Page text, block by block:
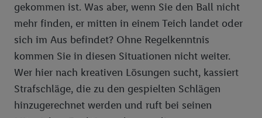
Obst-, Gemüse-, Sauer-, Fischkonserven
Süßwaren
Bon Gelati
Unsere Eigenmarken: Tiernahrung
Vegane Produkte
Wasch-, Putz-, Reinigungsmittel
gekommen ist. Was aber, wenn Sie den Ball nicht
mehr finden, er mitten in einem Teich landet oder
sich im Aus befindet? Ohne Regelkenntnis
kommen Sie in diesen Situationen nicht weiter.
Wer hier nach kreativen Lösungen sucht, kassiert
Strafschläge, die zu den gespielten Schlägen
hinzugerechnet werden und ruft bei seinen